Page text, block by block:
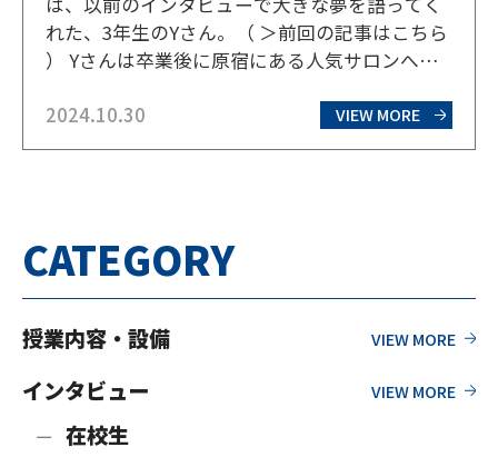
れた、3年生のYさん。（ ＞前回の記事はこちら
） Yさんは卒業後に原宿にある人気サロンへの
ントとして下積みが必要な美容師だが、学校の
内外で精力的に活動してきた結果、美容業界で
2024.10.30 VIEW MORE
CATEGORY
授業内容・設備
インタビュー
在校生